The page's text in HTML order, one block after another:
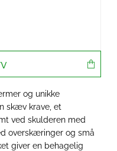
og unikke
skæv krave, et
ved skulderen med
overskæringer og små
giver en behagelig